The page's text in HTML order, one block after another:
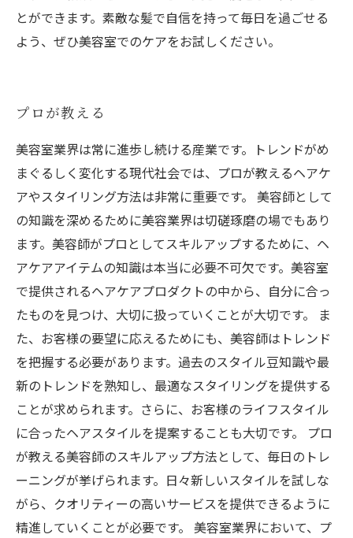
とができます。素敵な髪で自信を持って毎日を過ごせる
よう、ぜひ美容室でのケアをお試しください。
プロが教える
美容室業界は常に進歩し続ける産業です。トレンドがめ
まぐるしく変化する現代社会では、プロが教えるヘアケ
アやスタイリング方法は非常に重要です。 美容師として
の知識を深めるために美容業界は切磋琢磨の場でもあり
ます。美容師がプロとしてスキルアップするために、ヘ
アケアアイテムの知識は本当に必要不可欠です。美容室
で提供されるヘアケアプロダクトの中から、自分に合っ
たものを見つけ、大切に扱っていくことが大切です。 ま
た、お客様の要望に応えるためにも、美容師はトレンド
を把握する必要があります。過去のスタイル豆知識や最
新のトレンドを熟知し、最適なスタイリングを提供する
ことが求められます。さらに、お客様のライフスタイル
に合ったヘアスタイルを提案することも大切です。 プロ
が教える美容師のスキルアップ方法として、毎日のトレ
ーニングが挙げられます。日々新しいスタイルを試しな
がら、クオリティーの高いサービスを提供できるように
精進していくことが必要です。 美容室業界において、プ